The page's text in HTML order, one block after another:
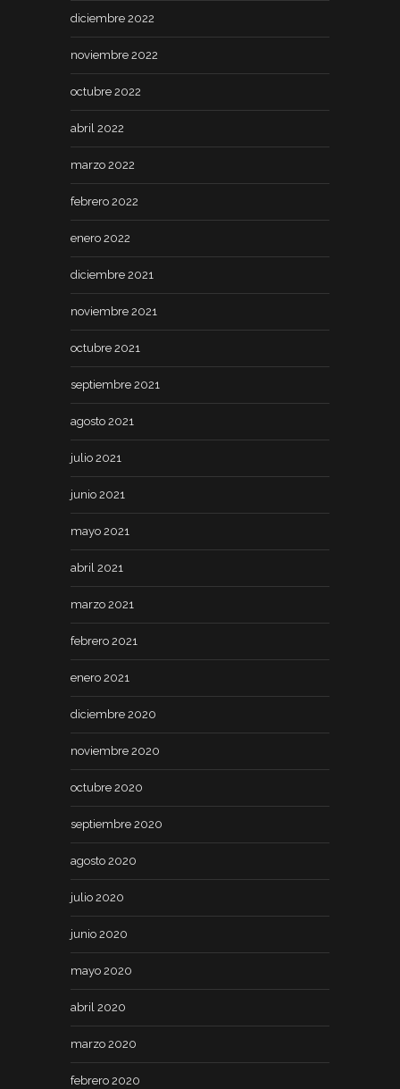
diciembre 2022
noviembre 2022
octubre 2022
abril 2022
marzo 2022
febrero 2022
enero 2022
diciembre 2021
noviembre 2021
octubre 2021
septiembre 2021
agosto 2021
julio 2021
junio 2021
mayo 2021
abril 2021
marzo 2021
febrero 2021
enero 2021
diciembre 2020
noviembre 2020
octubre 2020
septiembre 2020
agosto 2020
julio 2020
junio 2020
mayo 2020
abril 2020
marzo 2020
febrero 2020